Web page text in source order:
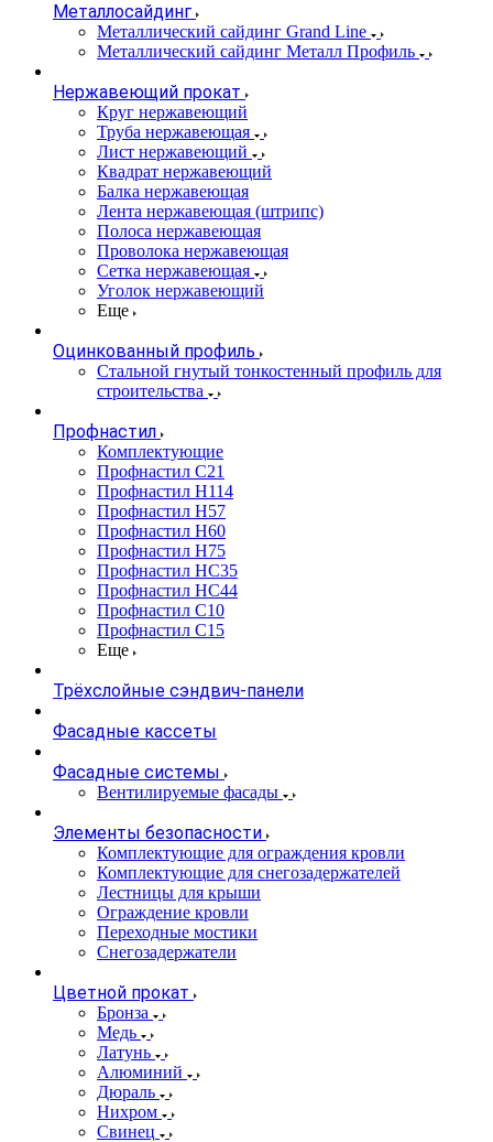
Металлосайдинг
Металлический сайдинг Grand Line
Металлический сайдинг Металл Профиль
Нержавеющий прокат
Круг нержавеющий
Труба нержавеющая
Лист нержавеющий
Квадрат нержавеющий
Балка нержавеющая
Лента нержавеющая (штрипс)
Полоса нержавеющая
Проволока нержавеющая
Сетка нержавеющая
Уголок нержавеющий
Еще
Оцинкованный профиль
Стальной гнутый тонкостенный профиль для
строительства
Профнастил
Комплектующие
Профнастил C21
Профнастил Н114
Профнастил Н57
Профнастил Н60
Профнастил Н75
Профнастил НС35
Профнастил НС44
Профнастил С10
Профнастил С15
Еще
Трёхслойные сэндвич-панели
Фасадные кассеты
Фасадные системы
Вентилируемые фасады
Элементы безопасности
Комплектующие для ограждения кровли
Комплектующие для снегозадержателей
Лестницы для крыши
Ограждение кровли
Переходные мостики
Снегозадержатели
Цветной прокат
Бронза
Медь
Латунь
Алюминий
Дюраль
Нихром
Свинец